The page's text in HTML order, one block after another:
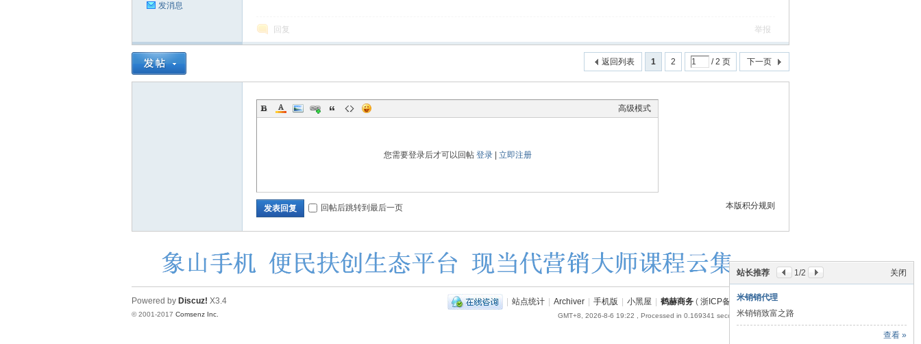
发消息
回复 举报
1 2 / 2 页 下一页
返回列表
高级模式
您需要登录后才可以回帖 登录| 立即注册
本版积分规则
发表回复 回帖后跳转到最后一页
关闭
站长推荐 2/2
米销销小程序
米销销小程序入口
查看 »
| 站点统计 | Archiver | 手机版 | 小黑屋 | 鹤赫商务 ( 浙ICP备18054110号-1
GMT+8, 2026-8-6 19:22 , Processed in 0.169341 second(s), 19 queries .
Powered by Discuz! X3.4
© 2001-2017 Comsenz Inc.